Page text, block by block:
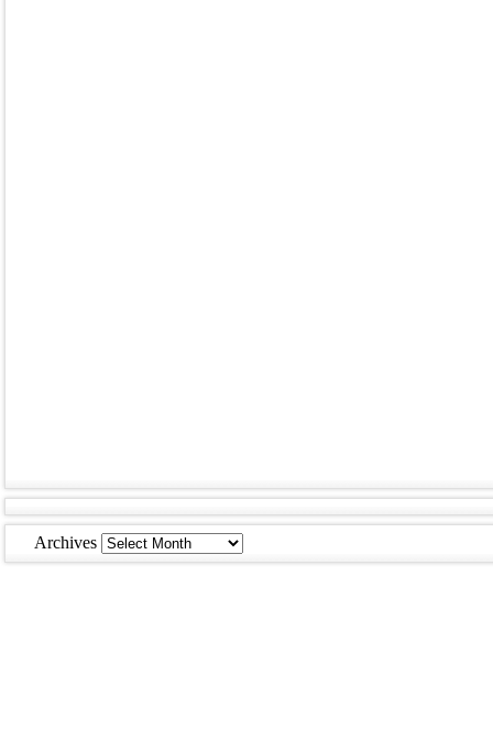
Archives Archives